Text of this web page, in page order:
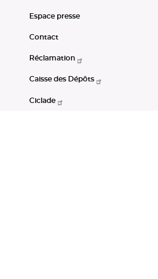
Espace presse
Contact
Réclamation
Caisse des Dépôts
Ciclade